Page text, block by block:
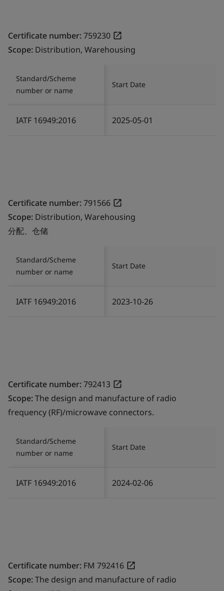
Certificate number:759230
Scope: Distribution, Warehousing
Standard/Scheme
number or name
Start Date
IATF 16949:2016 2025-05-01
Certificate number:791566
Scope: Distribution, Warehousing
分配、仓储
Standard/Scheme
number or name
Start Date
IATF 16949:2016 2023-10-26
Certificate number:792413
Scope:The design and manufacture of radio
frequency (RF)/microwave connectors.
Standard/Scheme
number or name
Start Date
IATF 16949:2016 2024-02-06
Certificate number: FM 792416
Scope:The design and manufacture of radio